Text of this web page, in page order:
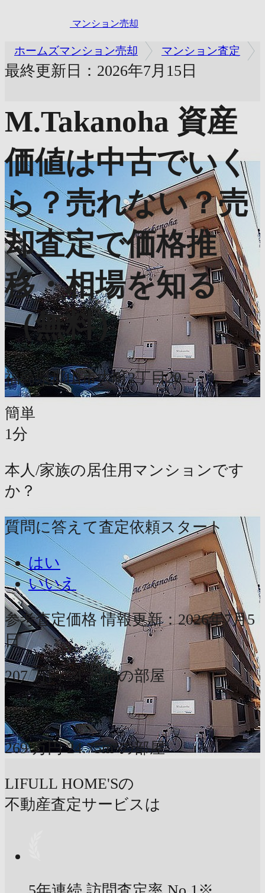
マンション売却
ホームズマンション売却 マンション査定
最終更新日：2026年7月15日
M.Takanoha 資産
価値は中古でいく
ら？売れない？売
却査定で価格推
移・相場を知る
（無料）
福島県郡山市大町2丁目20-5
簡単
1分
本人/家族の居住用マンションです
か？
質問に答えて査定依頼スタート
はい
いいえ
参考査定価格 情報更新：2026年7月5
日
207 万円 24.75m²の部屋
〜
269 万円 24.75m²の部屋
LIFULL HOME'Sの
不動産査定サービスは